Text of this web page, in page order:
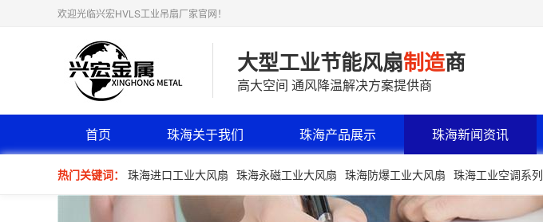
欢迎光临兴宏HVLS工业吊扇厂家官网！
大型工业节能风扇制造商
高大空间 通风降温解决方案提供商
首页 珠海关于我们 珠海产品展示 珠海新闻资讯
热门关键词： 珠海进口工业大风扇 珠海永磁工业大风扇 珠海防爆工业大风扇 珠海工业空调系列